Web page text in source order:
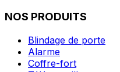
NOS PRODUITS
Blindage de porte
Alarme
Coffre-fort